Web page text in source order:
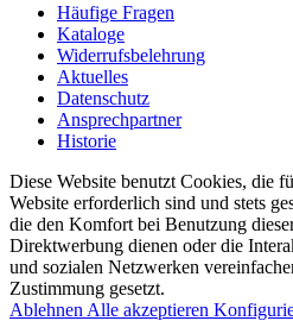
Häufige Fragen
Kataloge
Widerrufsbelehrung
Aktuelles
Datenschutz
Ansprechpartner
Historie
Diese Website benutzt Cookies, die
Website erforderlich sind und stets
die den Komfort bei Benutzung
Direktwerbung dienen oder die
und sozialen Netzwerken
Zustimmung gesetzt.
Ablehnen Alle akzeptieren